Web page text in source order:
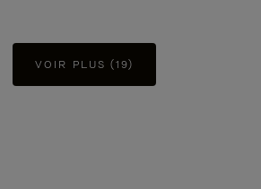
VOIR PLUS (19)